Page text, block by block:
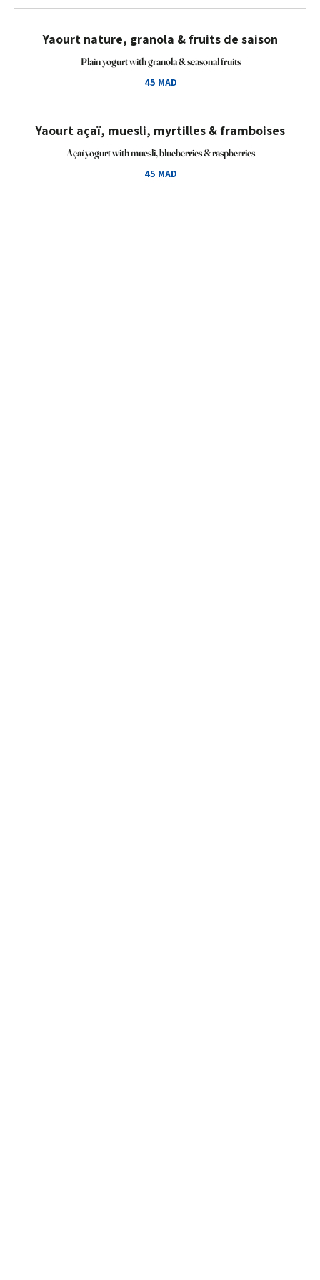
Yaourt nature, granola & fruits de saison
Plain yogurt with granola & seasonal fruits
45 MAD
Yaourt açaï, muesli, myrtilles & framboises
Açaí yogurt with muesli, blueberries & raspberries
45 MAD